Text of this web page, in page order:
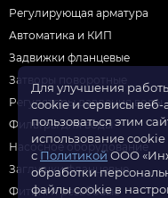
Регулирующая арматура
Автоматика и КИП
Задвижки фланцевые
Затворы поворотные
Регуляторы давления воды
Фильтры для воды
Насосное оборудование
Заглушки фланцевые
Фитинги резьбовые
Для улучшения
cookie и сервисы
пользоваться этим
использование cookie
с Политикой ООО
обработки
файлы cookie в